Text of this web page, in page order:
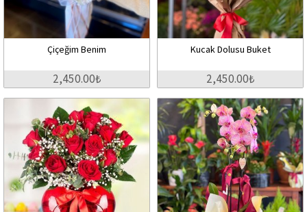
Çiçeğim Benim
2,450.00₺
Kucak Dolusu Buket
2,450.00₺